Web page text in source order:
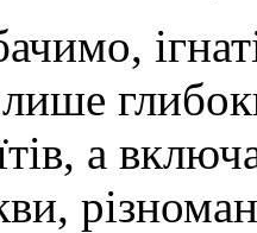
а